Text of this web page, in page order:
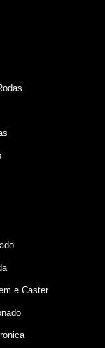
e Caster